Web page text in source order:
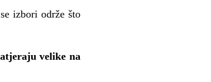
izbori održe što
velike na